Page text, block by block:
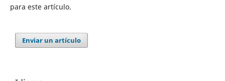
para este artículo.
Enviar un artículo